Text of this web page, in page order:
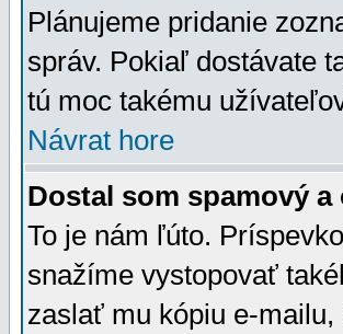
Plánujeme pridanie
správ. Pokiaľ dostávate
tú moc takému
Návrat hore
Dostal som spamový
To je nám ľúto.
snažíme vystopovať
zaslať mu kópiu e-